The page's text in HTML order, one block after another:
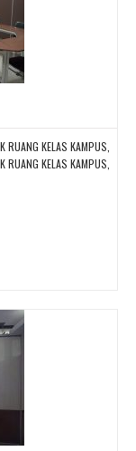
RUANG KELAS KAMPUS,
RUANG KELAS KAMPUS,
KELAS KAMPUS,
KELAS KAMPUS,
RUANG KELAS KAMPUS